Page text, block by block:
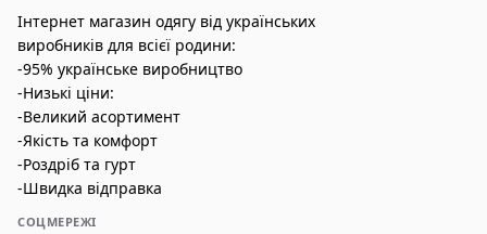
Інтернет магазин одягу від українських
виробників для всієї родини:
-95% українське виробництво
-Низькі ціни:
-Великий асортимент
-Якість та комфорт
-Роздріб та гурт
-Швидка відправка
СОЦМЕРЕЖІ